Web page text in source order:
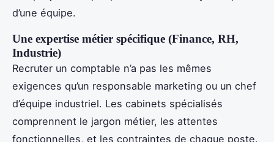
d’une équipe.
Une expertise métier spécifique (Finance, RH,
Industrie)
Recruter un comptable n’a pas les mêmes
exigences qu’un responsable marketing ou un chef
d’équipe industriel. Les cabinets spécialisés
comprennent le jargon métier, les attentes
fonctionnelles, et les contraintes de chaque poste.